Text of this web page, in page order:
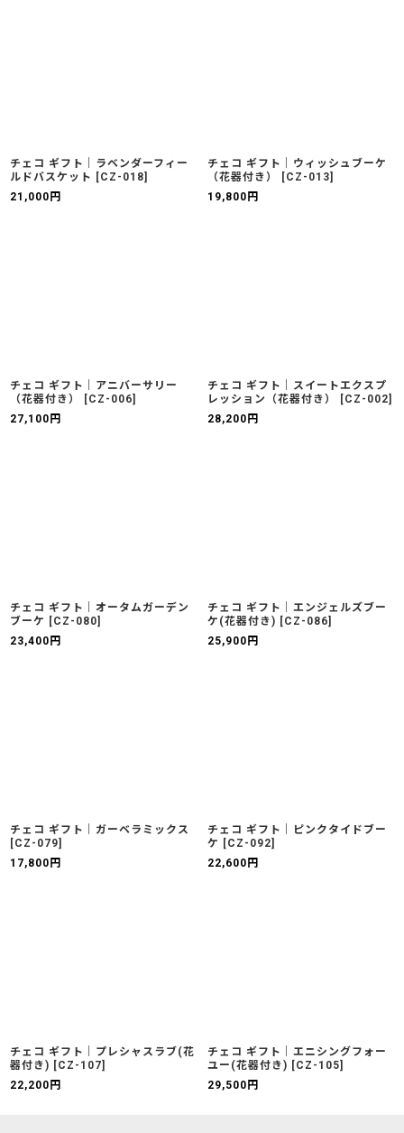
チェコ ギフト｜ラベンダーフィー
ルドバスケット
[CZ-018]
21,000 円
チェコ ギフト｜ウィッシュブーケ
（花器付き）
[CZ-013]
19,800 円
チェコ ギフト｜アニバーサリー
（花器付き）
[CZ-006]
27,100 円
チェコ ギフト｜スイートエクスプ
レッション（花器付き）
[CZ-002]
28,200 円
チェコ ギフト｜オータムガーデン
ブーケ
[CZ-080]
23,400 円
チェコ ギフト｜エンジェルズブー
ケ(花器付き) [CZ-086]
25,900 円
チェコ ギフト｜ガーベラミックス
[CZ-079]
17,800 円
チェコ ギフト｜ピンクタイドブー
ケ
[CZ-092]
22,600 円
チェコ ギフト｜プレシャスラブ(花
器付き) [CZ-107]
22,200 円
チェコ ギフト｜エニシングフォー
ユー(花器付き) [CZ-105]
29,500 円